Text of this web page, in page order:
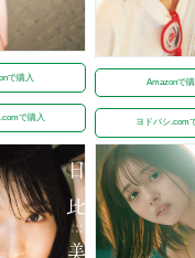
で購入
で購入
Amazonで
ヨドバシ.com